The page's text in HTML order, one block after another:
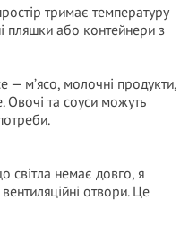
тримає температуру
пляшки або контейнери з
— м’ясо, молочні продукти,
Овочі та соуси можуть
світла немає довго, я
отвори. Це